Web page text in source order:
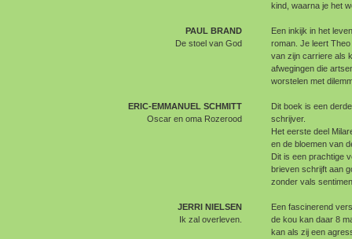
kind, waarna je het
PAUL BRAND
De stoel van God
Een inkijk in het
roman. Je leert
van zijn carriere als
afwegingen die
worstelen met
ERIC-EMMANUEL SCHMITT
Oscar en oma Rozerood
Dit boek is een
schrijver.
Het eerste deel
en de bloemen van
Dit is een prachtige
brieven schrijft aan
zonder vals
JERRI NIELSEN
Ik zal overleven.
Een fascinerend
de kou kan daar 8
kan als zij een